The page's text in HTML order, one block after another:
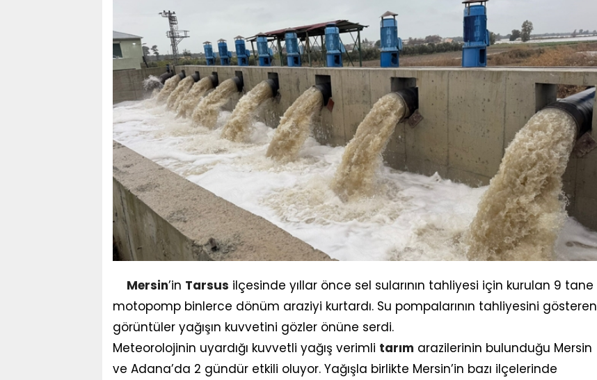
Mersin’in Tarsus ilçesinde yıllar önce sel sularının tahliyesi için kurulan 9 tane
motopomp binlerce dönüm araziyi kurtardı. Su pompalarının tahliyesini gösteren
görüntüler yağışın kuvvetini gözler önüne serdi.
Meteorolojinin uyardığı kuvvetli yağış verimli tarım arazilerinin bulunduğu Mersin
ve Adana’da 2 gündür etkili oluyor. Yağışla birlikte Mersin’in bazı ilçelerinde